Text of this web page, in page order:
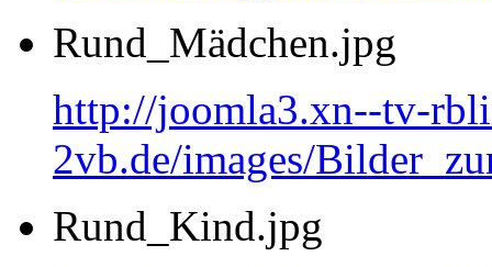
Rund_Mädchen.jpg
http://joomla3.xn--tv-
2vb.de/images/
Rund_Kind.jpg